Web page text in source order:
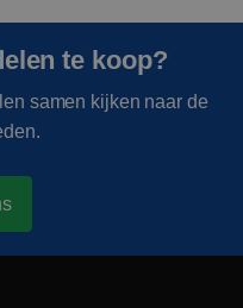
te koop?
samen kijken naar de